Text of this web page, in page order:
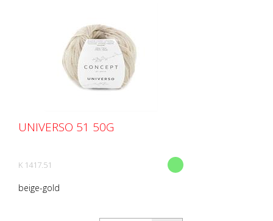
UNIVERSO 51 50G
K 1417.51
beige-gold